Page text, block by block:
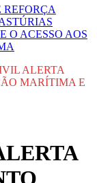
REFORÇA
O ACESSO AOS
ALERTA
MARÍTIMA E